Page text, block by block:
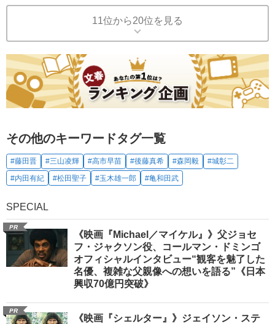
11位から20位を見る
その他のキーワードタグ一覧
#藤田晋 #三山凌輝 #高市早苗 #後藤真希 #森岡毅
#城彰二
#内田有紀
#松田聖子 #玉木雄一郎 #亀和田武
SPECIAL
PR
《映画『Michael／マイケル』》父ジョセ
フ・ジャクソン役、コールマン・ドミンゴ
オフィシャルインタビュー“観客を魅了した
名優、複雑な父親像への想いを語る”《日本
興収70億円突破》
PR
《映画『シェルター』》ジェイソン・ステ